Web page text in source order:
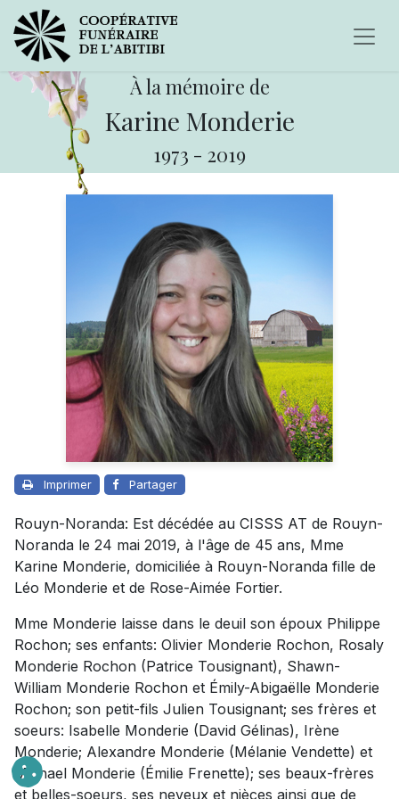
À la mémoire de
Karine Monderie
1973 - 2019
Imprimer Partager
Rouyn-Noranda: Est décédée au CISSS AT de Rouyn-
Noranda le 24 mai 2019, à l'âge de 45 ans, Mme
Karine Monderie, domiciliée à Rouyn-Noranda fille de
Léo Monderie et de Rose-Aimée Fortier.
Mme Monderie laisse dans le deuil son époux Philippe
Rochon; ses enfants: Olivier Monderie Rochon, Rosaly
Monderie Rochon (Patrice Tousignant), Shawn-
William Monderie Rochon et Émily-Abigaëlle Monderie
Rochon; son petit-fils Julien Tousignant; ses frères et
soeurs: Isabelle Monderie (David Gélinas), Irène
Monderie; Alexandre Monderie (Mélanie Vendette) et
Michael Monderie (Émilie Frenette); ses beaux-frères
et belles-soeurs, ses neveux et nièces ainsi que de